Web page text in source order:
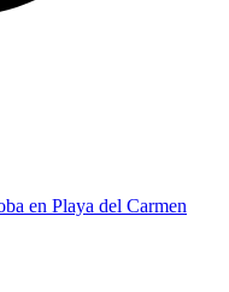
en Playa del Carmen